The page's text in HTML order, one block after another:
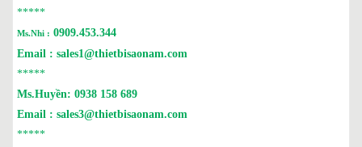
*****
Ms.Nhi : 0909.453.344
Email : sales1@thietbisaonam.com
*****
Ms.Huyền: 0938 158 689
Email : sales3@thietbisaonam.com
*****